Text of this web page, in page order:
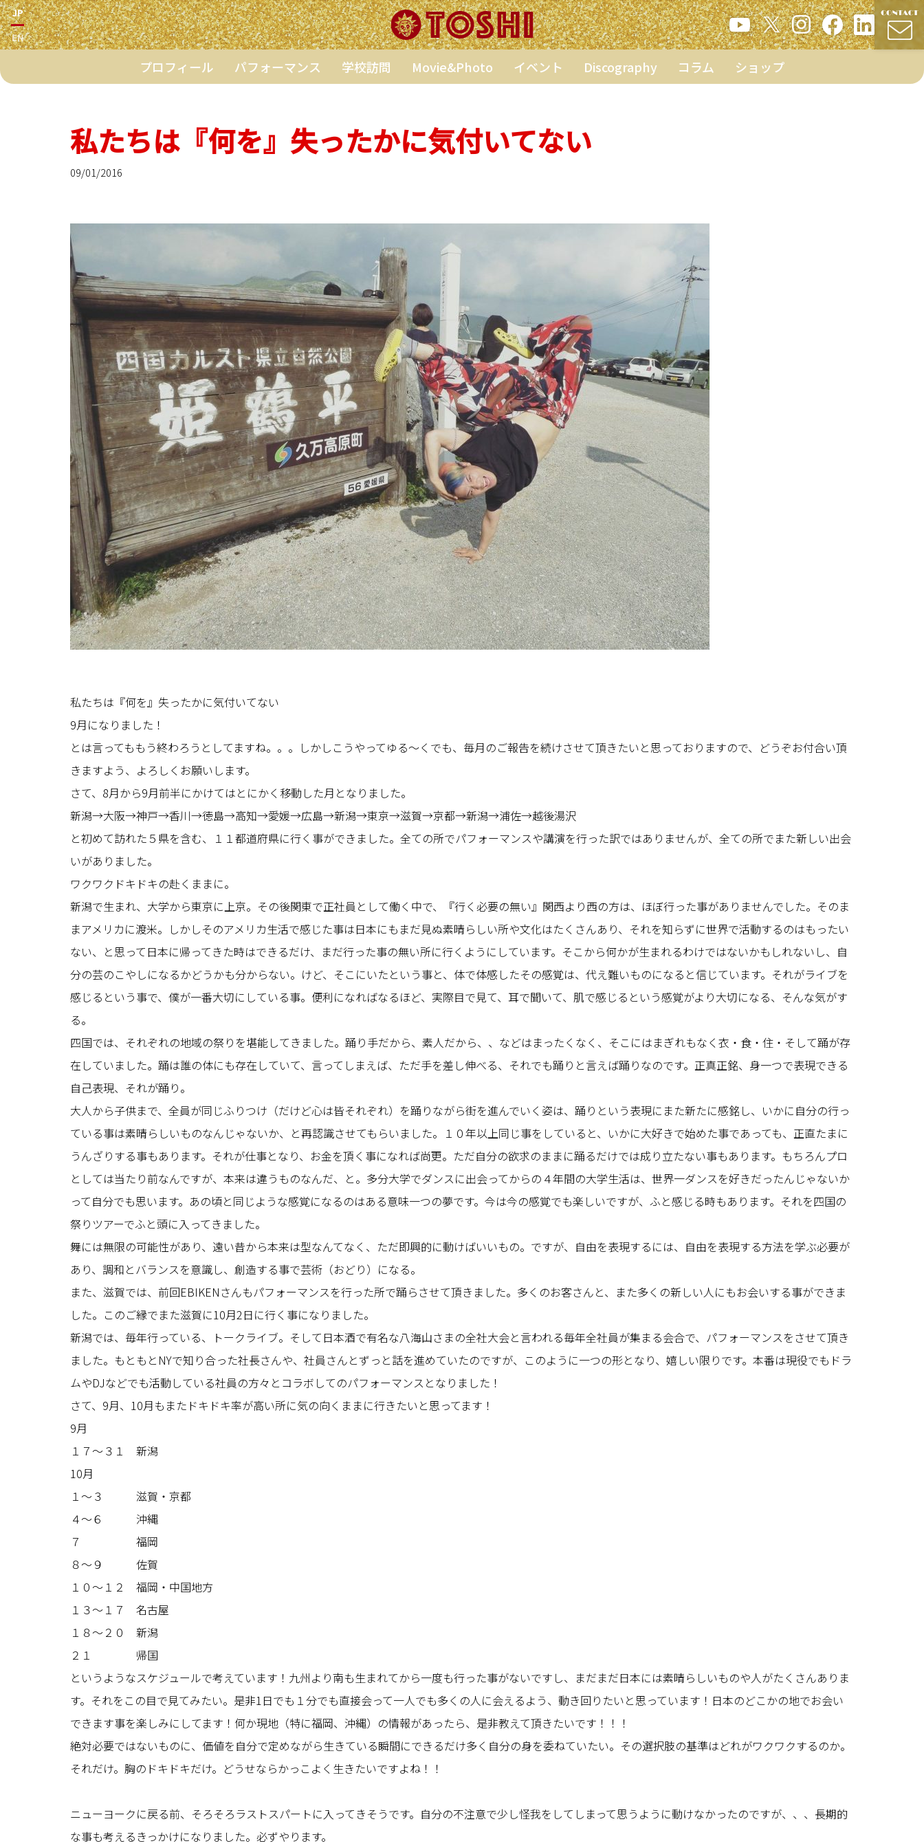
JP
EN
プロフィール パフォーマンス 学校訪問 Movie&Photo イベント Discography コラム ショップ
私たちは『何を』失ったかに気付いてない
09/01/2016
私たちは『何を』失ったかに気付いてない
9月になりました！
とは言ってももう終わろうとしてますね。。。しかしこうやってゆる〜くでも、毎月のご報告を続けさせて頂きたいと思っておりますので、どうぞお付合い頂
きますよう、よろしくお願いします。
さて、8月から9月前半にかけてはとにかく移動した月となりました。
新潟→大阪→神戸→香川→徳島→高知→愛媛→広島→新潟→東京→滋賀→京都→新潟→浦佐→越後湯沢
と初めて訪れた５県を含む、１１都道府県に行く事ができました。全ての所でパフォーマンスや講演を行った訳ではありませんが、全ての所でまた新しい出会
いがありました。
ワクワクドキドキの赴くままに。
新潟で生まれ、大学から東京に上京。その後関東で正社員として働く中で、『行く必要の無い』関西より西の方は、ほぼ行った事がありませんでした。そのま
まアメリカに渡米。しかしそのアメリカ生活で感じた事は日本にもまだ見ぬ素晴らしい所や文化はたくさんあり、それを知らずに世界で活動するのはもったい
ない、と思って日本に帰ってきた時はできるだけ、まだ行った事の無い所に行くようにしています。そこから何かが生まれるわけではないかもしれないし、自
分の芸のこやしになるかどうかも分からない。けど、そこにいたという事と、体で体感したその感覚は、代え難いものになると信じています。それがライブを
感じるという事で、僕が一番大切にしている事。便利になればなるほど、実際目で見て、耳で聞いて、肌で感じるという感覚がより大切になる、そんな気がす
る。
四国では、それぞれの地域の祭りを堪能してきました。踊り手だから、素人だから、、などはまったくなく、そこにはまぎれもなく衣・食・住・そして踊が存
在していました。踊は誰の体にも存在していて、言ってしまえば、ただ手を差し伸べる、それでも踊りと言えば踊りなのです。正真正銘、身一つで表現できる
自己表現、それが踊り。
大人から子供まで、全員が同じふりつけ（だけど心は皆それぞれ）を踊りながら街を進んでいく姿は、踊りという表現にまた新たに感銘し、いかに自分の行っ
ている事は素晴らしいものなんじゃないか、と再認識させてもらいました。１０年以上同じ事をしていると、いかに大好きで始めた事であっても、正直たまに
うんざりする事もあります。それが仕事となり、お金を頂く事になれば尚更。ただ自分の欲求のままに踊るだけでは成り立たない事もあります。もちろんプロ
としては当たり前なんですが、本来は違うものなんだ、と。多分大学でダンスに出会ってからの４年間の大学生活は、世界一ダンスを好きだったんじゃないか
って自分でも思います。あの頃と同じような感覚になるのはある意味一つの夢です。今は今の感覚でも楽しいですが、ふと感じる時もあります。それを四国の
祭りツアーでふと頭に入ってきました。
舞には無限の可能性があり、遠い昔から本来は型なんてなく、ただ即興的に動けばいいもの。ですが、自由を表現するには、自由を表現する方法を学ぶ必要が
あり、調和とバランスを意識し、創造する事で芸術（おどり）になる。
また、滋賀では、前回EBIKENさんもパフォーマンスを行った所で踊らさせて頂きました。多くのお客さんと、また多くの新しい人にもお会いする事ができま
した。このご縁でまた滋賀に10月2日に行く事になりました。
新潟では、毎年行っている、トークライブ。そして日本酒で有名な八海山さまの全社大会と言われる毎年全社員が集まる会合で、パフォーマンスをさせて頂き
ました。もともとNYで知り合った社長さんや、社員さんとずっと話を進めていたのですが、このように一つの形となり、嬉しい限りです。本番は現役でもドラ
ムやDJなどでも活動している社員の方々とコラボしてのパフォーマンスとなりました！
さて、9月、10月もまたドキドキ率が高い所に気の向くままに行きたいと思ってます！
9月
１７〜３１ 新潟
10月
１〜３ 滋賀・京都
４〜６ 沖縄
７ 福岡
８〜９ 佐賀
１０〜１２ 福岡・中国地方
１３〜１７ 名古屋
１８〜２０ 新潟
２１ 帰国
というようなスケジュールで考えています！九州より南も生まれてから一度も行った事がないですし、まだまだ日本には素晴らしいものや人がたくさんありま
す。それをこの目で見てみたい。是非1日でも１分でも直接会って一人でも多くの人に会えるよう、動き回りたいと思っています！日本のどこかの地でお会い
できます事を楽しみにしてます！何か現地（特に福岡、沖縄）の情報があったら、是非教えて頂きたいです！！！
絶対必要ではないものに、価値を自分で定めながら生きている瞬間にできるだけ多く自分の身を委ねていたい。その選択肢の基準はどれがワクワクするのか。
それだけ。胸のドキドキだけ。どうせならかっこよく生きたいですよね！！
ニューヨークに戻る前、そろそろラストスパートに入ってきそうです。自分の不注意で少し怪我をしてしまって思うように動けなかったのですが、、、長期的
な事も考えるきっかけになりました。必ずやります。